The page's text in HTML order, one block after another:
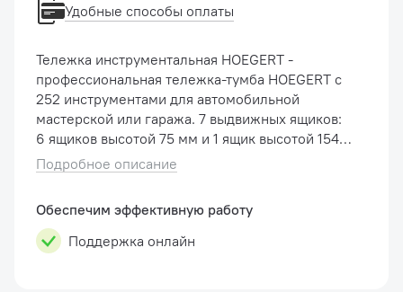
Тележка инструментальная HOEGERT -
профессиональная тележка-тумба HOEGERT с
252 инструментами для автомобильной
мастерской или гаража. 7 выдвижных ящиков:
6 ящиков высотой 75 мм и 1 ящик высотой 154
мм Направляющие ящиков с шариковым
механизмом из высококачественных
Подробное описание
Обеспечим эффективную работу
Поддержка онлайн
Удобные способы оплаты